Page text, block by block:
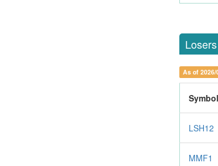
Losers
As of 2026/
Symbol
LSH12
MMF1